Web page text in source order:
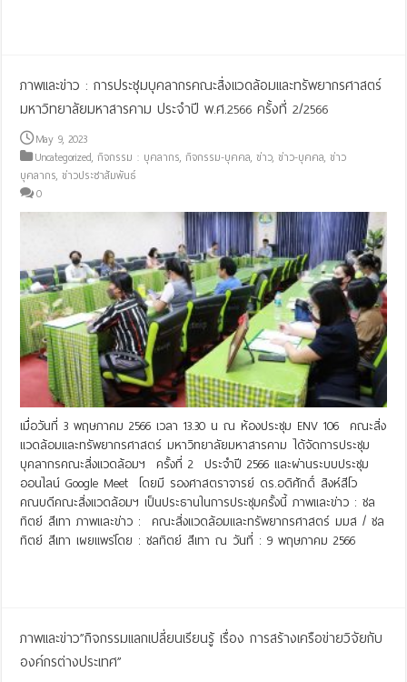
ภาพและข่าว : การประชุมบุคลากรคณะสิ่งแวดล้อมและทรัพยากรศาสตร์
มหาวิทยาลัยมหาสารคาม ประจำปี พ.ศ.2566 ครั้งที่ 2/2566
May 9, 2023
Uncategorized,กิจกรรม : บุคลากร,กิจกรรม-บุคคล,ข่าว,ข่าว-บุคคล,ข่าว
บุคลากร,ข่าวประชาสัมพันธ์
0
เมื่อวันที่ 3 พฤษภาคม 2566 เวลา 13.30 น ณ ห้องประชุม ENV 106 คณะสิ่ง
แวดล้อมและทรัพยากรศาสตร์ มหาวิทยาลัยมหาสารคาม ได้จัดการประชุม
บุคลากรคณะสิ่งแวดล้อมฯ ครั้งที่ 2 ประจำปี 2566 และผ่านระบบประชุม
ออนไลน์ Google Meet โดยมี รองศาสตราจารย์ ดร.อดิศักดิ์ สิงห์สีโว
คณบดีคณะสิ่งแวดล้อมฯ เป็นประธานในการประชุมครั้งนี้ ภาพและข่าว : ชล
ทิตย์ สีเทา ภาพและข่าว : คณะสิ่งแวดล้อมและทรัพยากรศาสตร์ มมส / ชล
ทิตย์ สีเทา เผยแพร่โดย : ชลทิตย์ สีเทา ณ วันที่ : 9 พฤษภาคม 2566
ภาพและข่าว”กิิจกรรมแลกเปลี่ยนเรียนรู้ เรื่อง การสร้างเครือข่ายวิจัยกับ
องค์กรต่างประเทศ”